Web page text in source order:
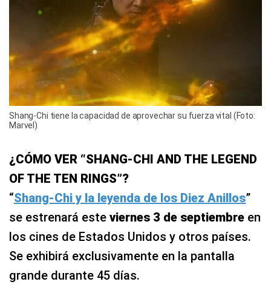
Shang-Chi tiene la capacidad de aprovechar su fuerza vital (Foto:
Marvel)
¿CÓMO VER “SHANG-CHI AND THE LEGEND
OF THE TEN RINGS”?
“Shang-Chi y la leyenda de los Diez Anillos”
se estrenará este viernes 3 de septiembre en
los cines de Estados Unidos y otros países.
Se exhibirá exclusivamente en la pantalla
grande durante 45 días.